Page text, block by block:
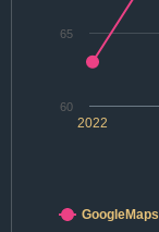
2022
60
65
GoogleMaps